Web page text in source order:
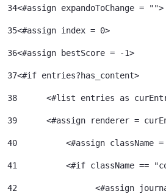
34<#assign expandoToChange = "">
35
36<#assign bestScore = -1>
37<#if entries?has_content>
38
<#list entries as
39
<#assign renderer =
40
<#assign className
41
<#if className ==
42
<#assign